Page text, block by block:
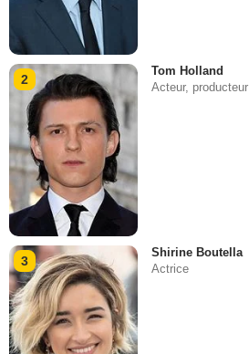
2
Tom Holland
Acteur, producteur
3
Shirine Boutella
Actrice